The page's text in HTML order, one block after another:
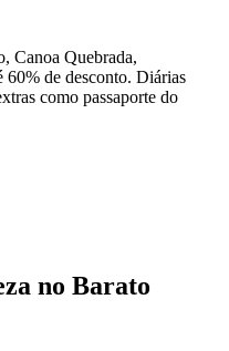
Canoa Quebrada,
60% de desconto. Diárias
como passaporte do
no Barato